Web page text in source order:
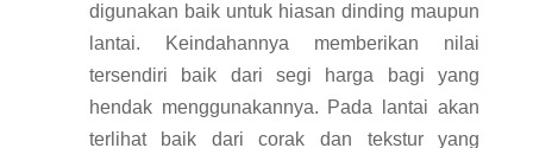
digunakan baik untuk hiasan dinding maupun
lantai. Keindahannya memberikan nilai
tersendiri baik dari segi harga bagi yang
hendak menggunakannya. Pada lantai akan
terlihat baik dari corak dan tekstur yang